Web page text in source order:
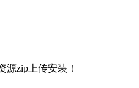
源zip上传安装！